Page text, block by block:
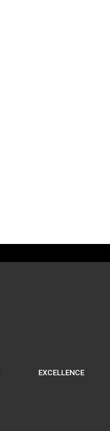
EXCELLENCE